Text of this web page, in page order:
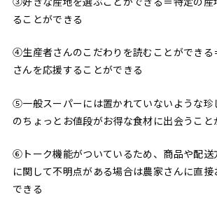
ることができる
④生産者さんのこだわりを読むことができる
さんを応援することができる
⑤一般スーパーには置かれていないような珍
のちょっとお値段がお得な食材に出会うこと
⑥トーク機能がついているため、商品や配送
に関して不明点がある場合は農家さんに直
できる